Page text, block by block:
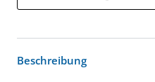
Beschreibung